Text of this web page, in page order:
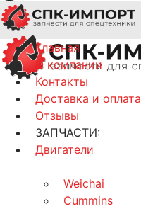
Главная
О компании
Контакты
Доставка и оплата
Отзывы
ЗАПЧАСТИ:
Двигатели
Weichai
Cummins